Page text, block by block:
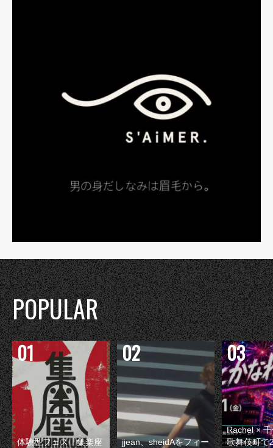
POPULAR
体験型フェス『集楽座
jjean、sheidAをフィー
Rachel ×
歌舞伎町で